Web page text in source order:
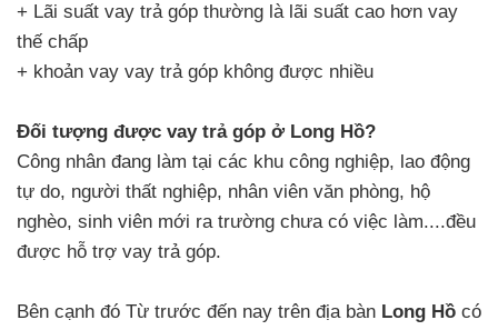
+ Lãi suất vay trả góp thường là lãi suất cao hơn vay
thế chấp
+ khoản vay vay trả góp không được nhiều
Đối tượng được vay trả góp ở Long Hồ?
Công nhân đang làm tại các khu công nghiệp, lao động
tự do, người thất nghiệp, nhân viên văn phòng, hộ
nghèo, sinh viên mới ra trường chưa có việc làm....đều
được hỗ trợ vay trả góp.
Bên cạnh đó Từ trước đến nay trên địa bàn Long Hồ có